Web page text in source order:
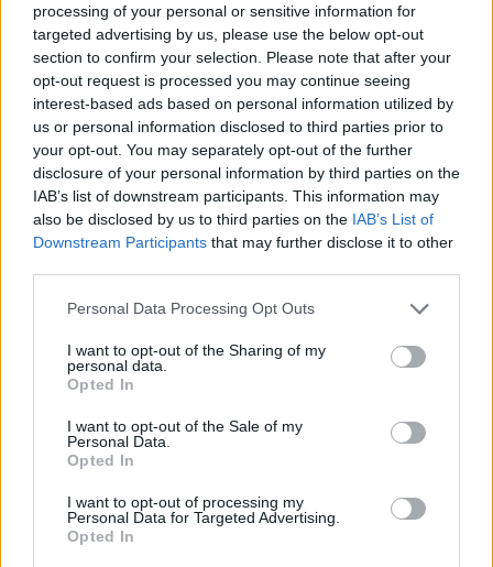
processing of your personal or sensitive information for
targeted advertising by us, please use the below opt-out
section to confirm your selection. Please note that after your
opt-out request is processed you may continue seeing
interest-based ads based on personal information utilized by
us or personal information disclosed to third parties prior to
your opt-out. You may separately opt-out of the further
disclosure of your personal information by third parties on the
IAB’s list of downstream participants. This information may
also be disclosed by us to third parties on the IAB’s List of
Downstream Participants that may further disclose it to other
Please note that this website/app uses one or more Google
not limited to your visit or usage behaviour. You may click to
grant or deny consent to Google and its third-party tags to
use your data for below specified purposes in below Google
consent section.
Personal Data Processing Opt Outs
I want to opt-out of the Sharing of my
personal data.
Opted In
I want to opt-out of the Sale of my
Personal Data.
Opted In
I want to opt-out of processing my
Personal Data for Targeted Advertising.
Opted In